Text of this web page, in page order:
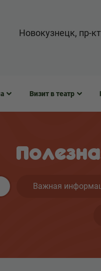
Новокузнецк, пр-
Визит в театр
Важная